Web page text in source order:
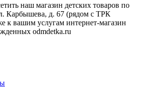
наш магазин детских товаров по
Карбышева, д. 67 (рядом с ТРК
к вашим услугам интернет-магазин
odmdetka.ru